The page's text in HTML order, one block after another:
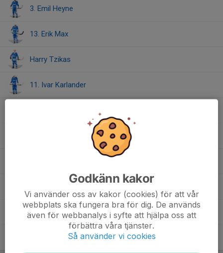
3. Emil Heyne
13. Erik Max
Harry Tzikas
11. Ivar Karlander
4. Tristan Carlsson
19. Viggo Ström
Godkänn kakor
Vi använder oss av kakor (cookies) för att vår
webbplats ska fungera bra för dig. De används
även för webbanalys i syfte att hjälpa oss att
förbättra våra tjänster.
Så använder vi cookies